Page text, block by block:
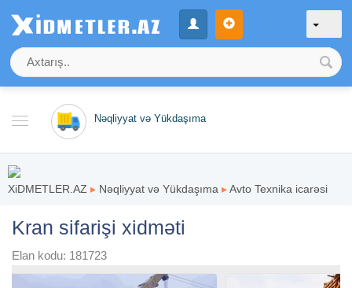
Nəqliyyat və Yükdaşıma
XiDMETLER.AZ ▸ Nəqliyyat və Yükdaşıma ▸Avto Texnika icarəsi
Kran sifarişi xidməti
Elan kodu: 181723